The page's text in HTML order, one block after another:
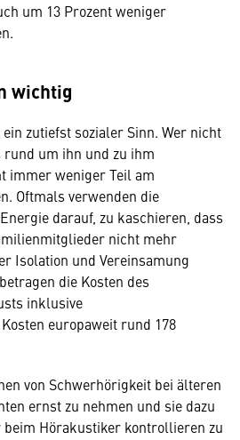
um 13 Prozent weniger
wichtig
zutiefst sozialer Sinn. Wer nicht
um ihn und zu ihm
immer weniger Teil am
Oftmals verwenden die
darauf, zu kaschieren, dass
nicht mehr
Isolation und Vereinsamung
die Kosten des
inklusive
europaweit rund 178
von Schwerhörigkeit bei älteren
ernst zu nehmen und sie dazu
beim Hörakustiker kontrollieren zu